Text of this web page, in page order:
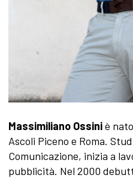
Massimiliano Ossiniè
Ascoli Piceno e Roma.
Comunicazione, inizia a
pubblicità. Nel 2000